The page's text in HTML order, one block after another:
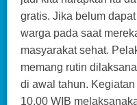
gratis. Jika belum
warga pada saat
masyarakat sehat.
memang rutin
di awal tahun.
10.00 WIB